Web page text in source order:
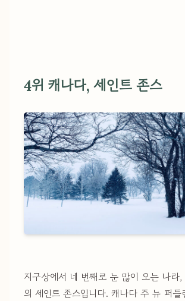
4위 캐나다, 세인트 존스
지구상에서 네 번째로 눈 많이 오는 나라
의 세인트 존스입니다. 캐나다 주 뉴 퍼들